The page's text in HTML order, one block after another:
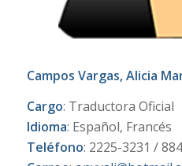
Campos Vargas, Alicia
Cargo: Traductora Oficial
Idioma: Español, Francés
Teléfono: 2225-3231 /